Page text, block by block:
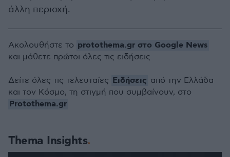
άλλη περιοχή.
Thema Insights
Ακολουθήστε το protothema.gr στο Google News
και μάθετε πρώτοι όλες τις ειδήσεις
Δείτε όλες τις τελευταίες Ειδήσεις από την Ελλάδα
και τον Κόσμο, τη στιγμή που συμβαίνουν, στο
Protothema.gr